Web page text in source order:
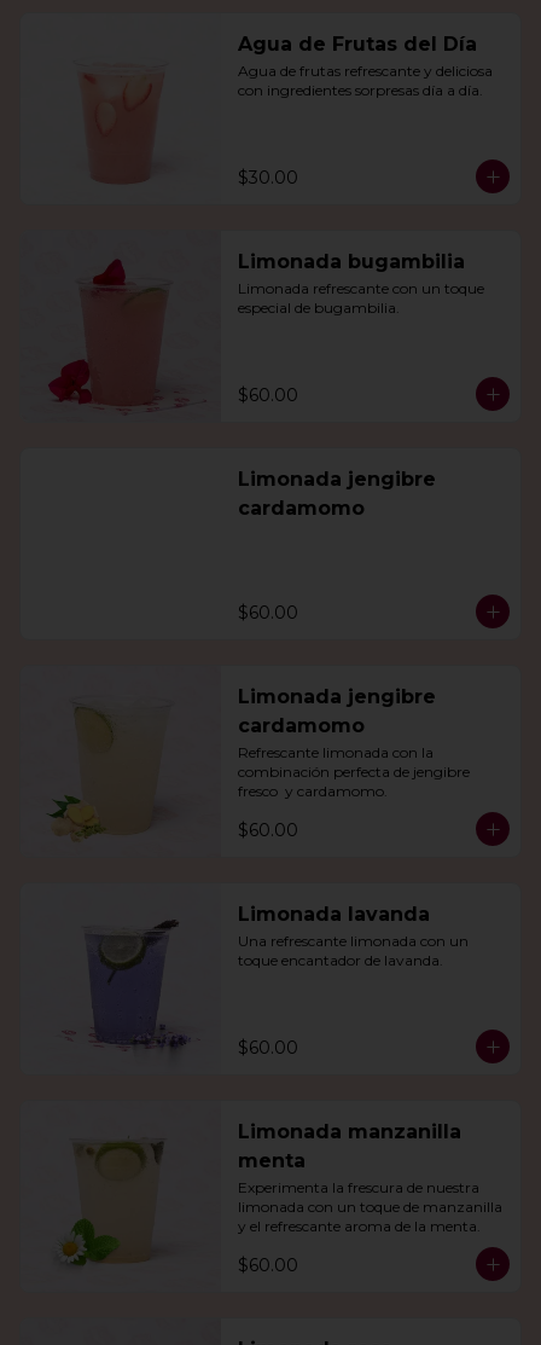
Agua de Frutas del Día
Agua de frutas refrescante y deliciosa
con ingredientes sorpresas día a día.
$30.00
Limonada bugambilia
Limonada refrescante con un toque
especial de bugambilia.
$60.00
Limonada jengibre
cardamomo
$60.00
Limonada jengibre
cardamomo
Refrescante limonada con la
combinación perfecta de jengibre
fresco  y cardamomo.
$60.00
Limonada lavanda
Una refrescante limonada con un
toque encantador de lavanda.
$60.00
Limonada manzanilla
menta
Experimenta la frescura de nuestra
limonada con un toque de manzanilla
y el refrescante aroma de la menta.
$60.00